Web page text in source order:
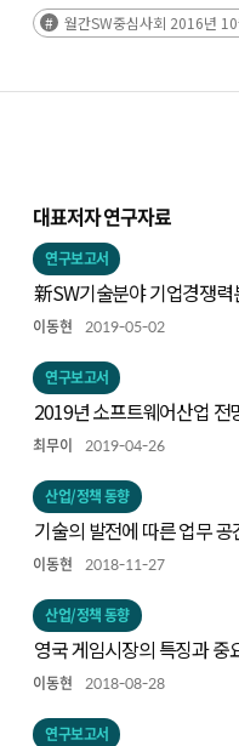
월간SW중심사회 2016년
대표저자 연구자료
연구보고서
新SW기술분야 기업경쟁
이동현 2019-05-02
연구보고서
2019년 소프트웨어산업 전
최무이 2019-04-26
산업/정책 동향
기술의 발전에 따른 업무 공
이동현 2018-11-27
산업/정책 동향
영국 게임시장의 특징과 중
이동현 2018-08-28
연구보고서